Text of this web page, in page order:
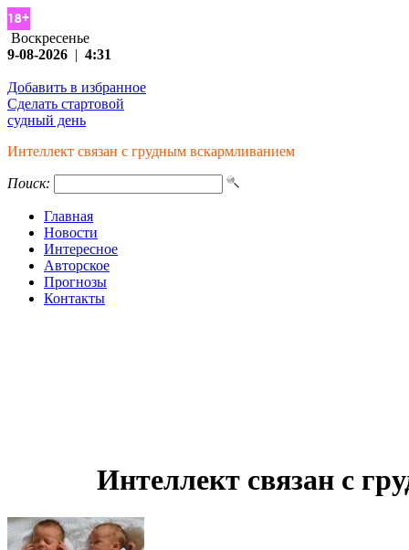
Воскресенье
9-08-2026 | 4:31
Добавить в избранное
Сделать стартовой
судный день
Интеллект связан с грудным вскармливанием
Поиск:
Главная
Новости
Интересное
Авторское
Прогнозы
Контакты
Интеллект связан с